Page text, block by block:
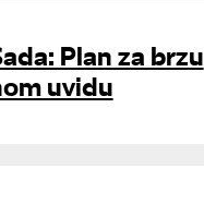
Plan za brzu
uvidu